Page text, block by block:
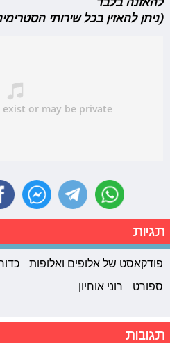
(ניתן להאזין בכל שירותי
תגיות
פודקאסט של אלופים ואלופות
ספורט
רוני אוחיון
תגובות